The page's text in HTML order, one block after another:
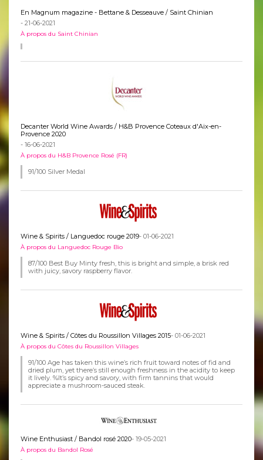
En Magnum magazine - Bettane & Desseauve / Saint Chinian
- 21-06-2021
À propos du Saint Chinian
Decanter World Wine Awards / H&B Provence Coteaux d'Aix-en-
Provence 2020
- 16-06-2021
À propos du H&B Provence Rosé (FR)
91/100 Silver Medal
Wine & Spirits / Languedoc rouge 2019- 01-06-2021
À propos du Languedoc Rouge Bio
87/100 Best Buy Minty fresh, this is bright and simple, a brisk red
with juicy, savory raspberry flavor.
Wine & Spirits / Côtes du Roussillon Villages 2015- 01-06-2021
À propos du Côtes du Roussillon Villages
91/100 Age has taken this wine’s rich fruit toward notes of fid and
dried plum, yet there’s still enough freshness in the acidity to keep
it lively. %It’s spicy and savory, with firm tannins that would
appreciate a mushroom-sauced steak.
Wine Enthusiast / Bandol rosé 2020- 19-05-2021
À propos du Bandol Rosé